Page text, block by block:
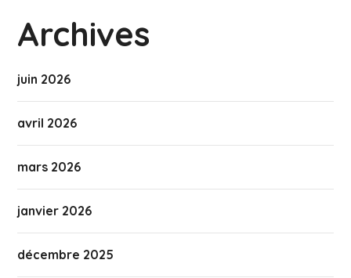
Archives
juin 2026
avril 2026
mars 2026
janvier 2026
décembre 2025